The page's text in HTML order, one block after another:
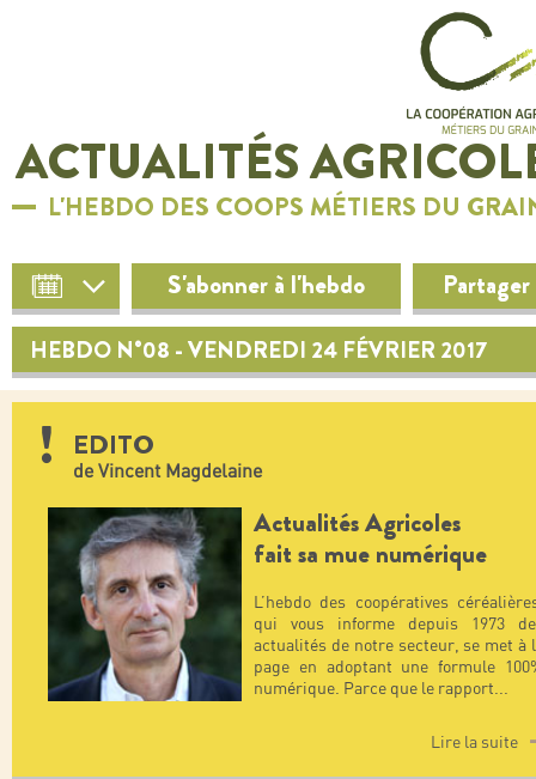
ACTUALITÉS
L'HEBDO DES COOPS MÉTIERS DU
S'abonner à l'hebdo Partager
HEBDO N°08 - VENDREDI 24 FÉVRIER 2017
EDITO
de Vincent Magdelaine
Actualités Agricoles
fait sa mue numérique
L’hebdo des coopératives
qui vous informe depuis 1973
actualités de notre secteur, se met à
page en adoptant une formule
numérique. Parce que le rapport...
Lire la suite